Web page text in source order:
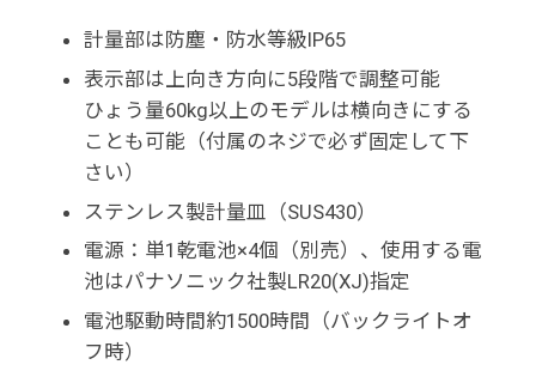
計量部は防塵・防水等級IP65
表示部は上向き方向に5段階で調整可能
ひょう量60kg以上のモデルは横向きにする
ことも可能（付属のネジで必ず固定して下
さい）
ステンレス製計量皿（SUS430）
電源：単1乾電池×4個（別売）、使用する電
池はパナソニック社製LR20(XJ)指定
電池駆動時間約1500時間（バックライトオ
フ時）